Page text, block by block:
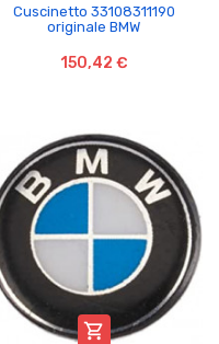
Cuscinetto 33108311190
originale BMW
150,42 €
